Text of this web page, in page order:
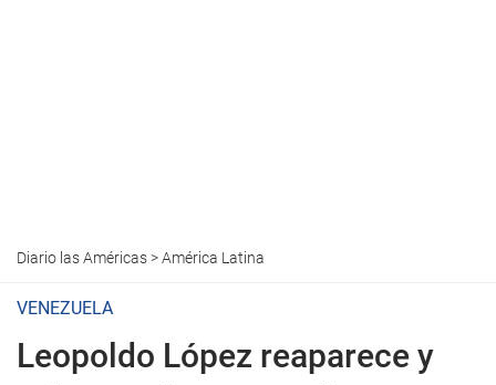
Diario las Américas>América Latina
VENEZUELA
Leopoldo López reaparece y